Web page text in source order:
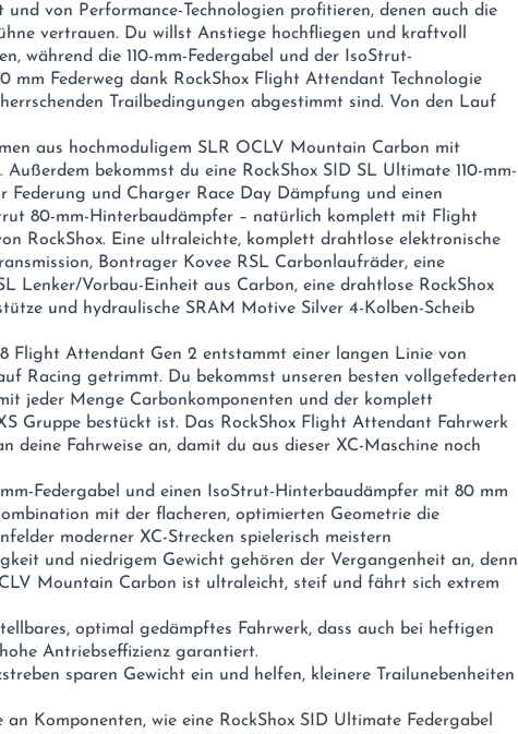
von Performance-Technologien profitieren, denen auch die
vertrauen. Du willst Anstiege hochfliegen und kraftvoll
während die 110-mm-Federgabel und der IsoStrut-
mm Federweg dank RockShox Flight Attendant Technologie
Trailbedingungen abgestimmt sind. Von den Lauf
aus hochmoduligem SLR OCLV Mountain Carbon mit
Außerdem bekommst du eine RockShox SID SL Ultimate 110-mm-
Federung und Charger Race Day Dämpfung und einen
80-mm-Hinterbaudämpfer – natürlich komplett mit Flight
RockShox. Eine ultraleichte, komplett drahtlose elektronische
Bontrager Kovee RSL Carbonlaufräder, eine
Lenker/Vorbau-Einheit aus Carbon, eine drahtlose RockShox
und hydraulische SRAM Motive Silver 4-Kolben-Scheib
Flight Attendant Gen 2 entstammt einer langen Linie von
Racing getrimmt. Du bekommst unseren besten vollgefederten
jeder Menge Carbonkomponenten und der komplett
Gruppe bestückt ist. Das RockShox Flight Attendant Fahrwerk
deine Fahrweise an, damit du aus dieser XC-Maschine noch
Federgabel und einen IsoStrut-Hinterbaudämpfer mit 80 mm
mit der flacheren, optimierten Geometrie die
moderner XC-Strecken spielerisch meistern
und niedrigem Gewicht gehören der Vergangenheit an, denn
Mountain Carbon ist ultraleicht, steif und fährt sich extrem
optimal gedämpftes Fahrwerk, dass auch bei heftigen
Antriebseffizienz garantiert.
sparen Gewicht ein und helfen, kleinere Trailunebenheiten
an Komponenten, wie eine RockShox SID Ultimate Federgabel